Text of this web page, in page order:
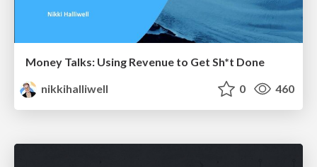
Money Talks: Using Revenue to Get Sh*t Done
nikkihalliwell
0 460